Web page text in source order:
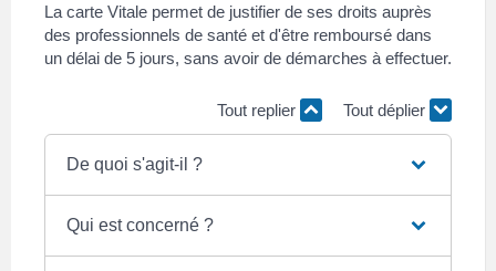
La carte Vitale permet de justifier de ses droits auprès
des professionnels de santé et d'être remboursé dans
un délai de 5 jours, sans avoir de démarches à effectuer.
Tout replier Tout déplier
De quoi s'agit-il ?
Qui est concerné ?